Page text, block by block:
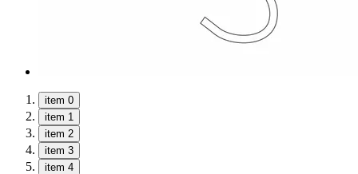
item 0
item 1
item 2
item 3
item 4